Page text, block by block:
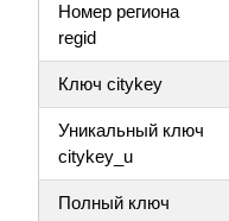
Номер региона
regid
Ключ citykey
Уникальный ключ
citykey_u
Полный ключ